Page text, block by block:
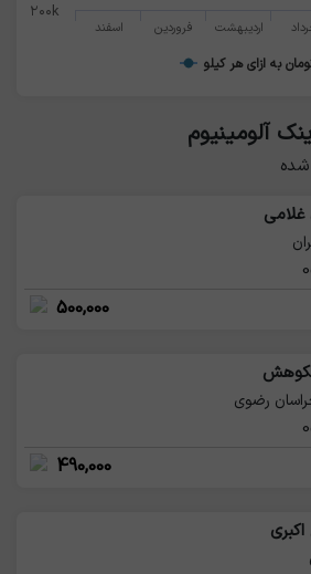
به ازای هر کیلو
اسفند فروردین اردیبهشت
۲۰۰k
آلومینیوم
شده
غلامی
500,000
نکوهش
رضوی
490,000